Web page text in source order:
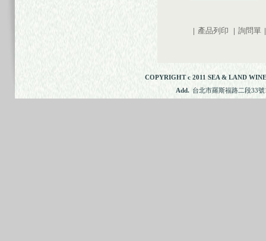
| 產品列印 | 詢問單 |
COPYRIGHT c 2011 SEA & LAND
Add. 台北市羅斯福路二段33號